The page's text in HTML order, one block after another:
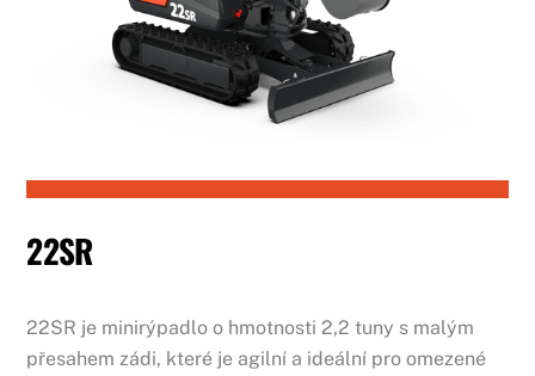
22SR
22SR je minirýpadlo o hmotnosti 2,2 tuny s malým
přesahem zádi, které je agilní a ideální pro omezené